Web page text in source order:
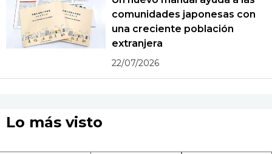
comunidades japonesas con
una creciente población
extranjera
22/07/2026
Lo más visto